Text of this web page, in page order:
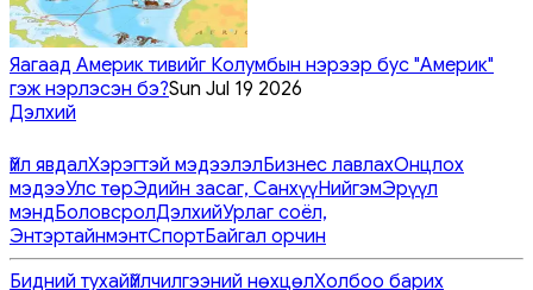
Яагаад Америк тивийг Колумбын нэрээр бус "Америк"
гэж нэрлэсэн бэ?Sun Jul 19 2026
Дэлхий
Үйл явдалХэрэгтэй мэдээлэлБизнес лавлахОнцлох
мэдээУлс төрЭдийн засаг, СанхүүНийгэмЭрүүл
мэндБоловсролДэлхийУрлаг соёл,
ЭнтэртайнмэнтСпортБайгал орчин
Бидний тухайҮйлчилгээний нөхцөлХолбоо барих